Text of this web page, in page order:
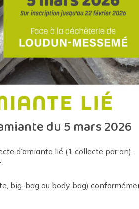
du 5 mars 2026
d’amiante lié (1 collecte par an).
big-bag ou body bag)